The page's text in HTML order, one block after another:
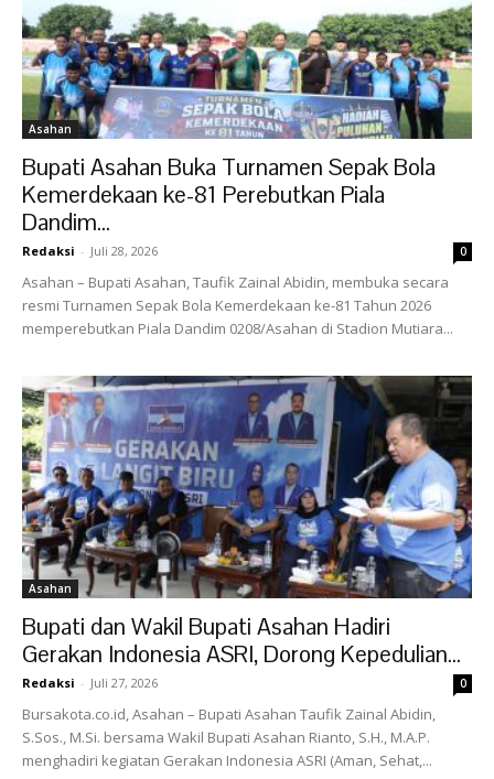
Asahan
Bupati Asahan Buka Turnamen Sepak Bola
Kemerdekaan ke-81 Perebutkan Piala
Dandim...
Redaksi - Juli 28, 2026 0
Asahan – Bupati Asahan, Taufik Zainal Abidin, membuka secara
resmi Turnamen Sepak Bola Kemerdekaan ke-81 Tahun 2026
memperebutkan Piala Dandim 0208/Asahan di Stadion Mutiara...
Asahan
Bupati dan Wakil Bupati Asahan Hadiri
Gerakan Indonesia ASRI, Dorong Kepedulian...
Redaksi - Juli 27, 2026 0
Bursakota.co.id, Asahan – Bupati Asahan Taufik Zainal Abidin,
S.Sos., M.Si. bersama Wakil Bupati Asahan Rianto, S.H., M.A.P.
menghadiri kegiatan Gerakan Indonesia ASRI (Aman, Sehat,...